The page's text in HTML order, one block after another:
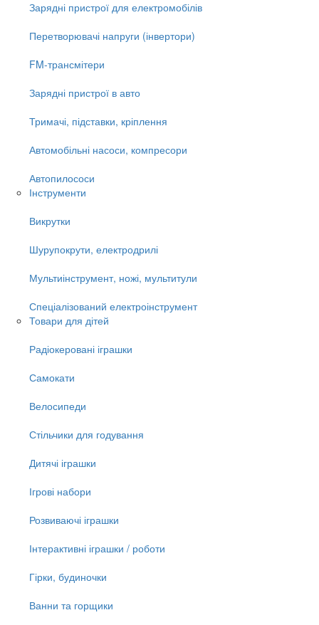
Зарядні пристрої для електромобілів
Перетворювачі напруги (інвертори)
FM-трансмітери
Зарядні пристрої в авто
Тримачі, підставки, кріплення
Автомобільні насоси, компресори
Автопилососи
Інструменти
Викрутки
Шурупокрути, електродрилі
Мультиінструмент, ножі, мультитули
Спеціалізований електроінструмент
Товари для дітей
Радіокеровані іграшки
Самокати
Велосипеди
Стільчики для годування
Дитячі іграшки
Ігрові набори
Розвиваючі іграшки
Інтерактивні іграшки / роботи
Гірки, будиночки
Ванни та горщики